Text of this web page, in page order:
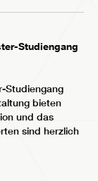
Studiengang
Studiengang
bieten
und das
sind herzlich